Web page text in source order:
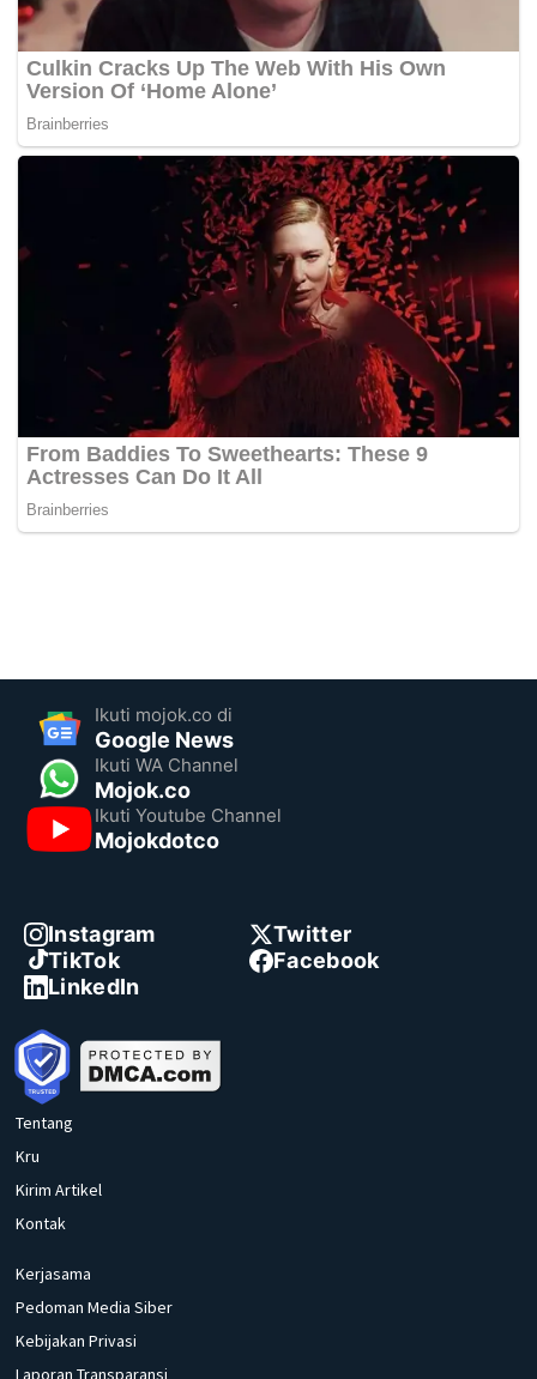
Ikuti mojok.co di
Google News
Ikuti WA Channel
Mojok.co
Ikuti Youtube Channel
Mojokdotco
Instagram
Twitter
TikTok
Facebook
LinkedIn
Tentang
Kru
Kirim Artikel
Kontak
Kerjasama
Pedoman Media Siber
Kebijakan Privasi
Laporan Transparansi